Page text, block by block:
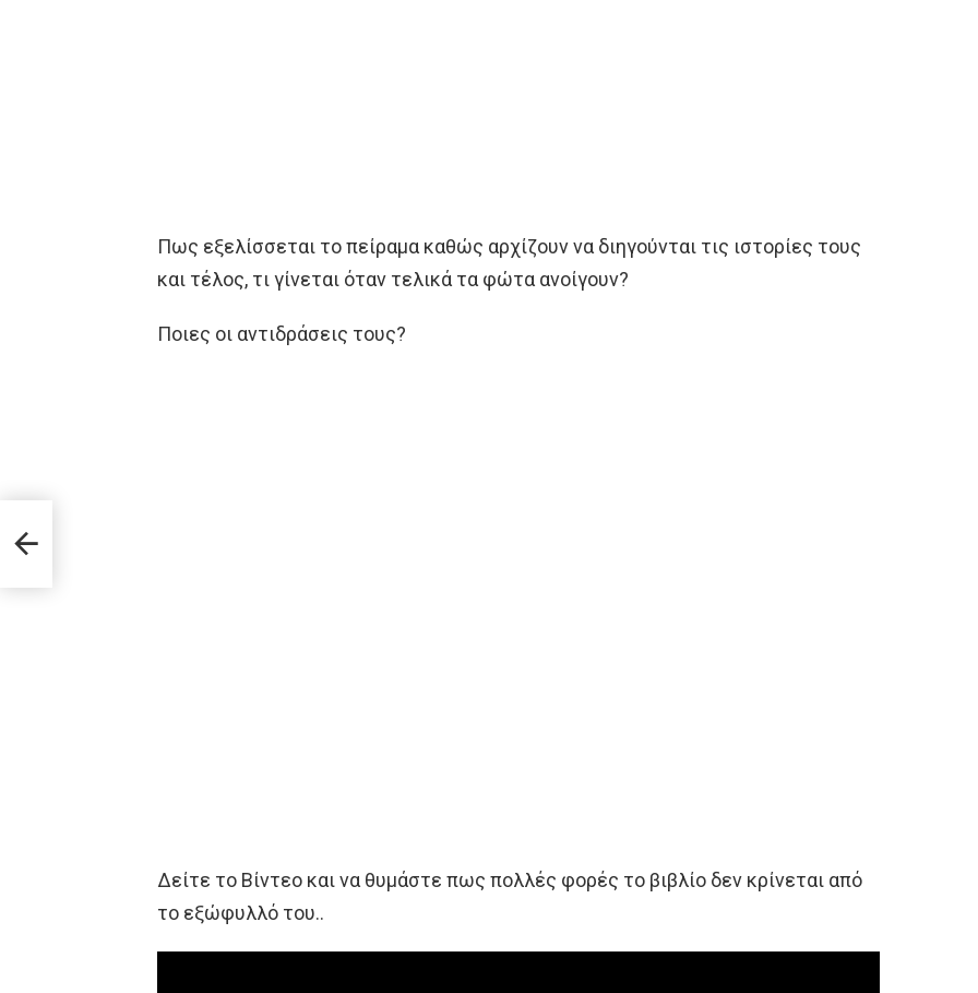
Πως εξελίσσεται το πείραμα καθώς αρχίζουν να διηγούνται τις ιστορίες τους
και τέλος, τι γίνεται όταν τελικά τα φώτα ανοίγουν?
Ποιες οι αντιδράσεις τους?
Δείτε το Βίντεο και να θυμάστε πως πολλές φορές το βιβλίο δεν κρίνεται από
το εξώφυλλό του..